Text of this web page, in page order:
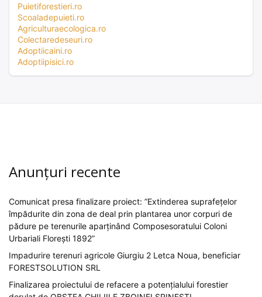
Puietiforestieri.ro
Scoaladepuieti.ro
Agriculturaecologica.ro
Colectaredeseuri.ro
Adoptiicaini.ro
Adoptiipisici.ro
Anunțuri recente
Comunicat presa finalizare proiect: ”Extinderea suprafețelor
împădurite din zona de deal prin plantarea unor corpuri de
pădure pe terenurile aparținând Composesoratului Coloni
Urbariali Florești 1892”
Impadurire terenuri agricole Giurgiu 2 Letca Noua, beneficiar
FORESTSOLUTION SRL
Finalizarea proiectului de refacere a potențialului forestier